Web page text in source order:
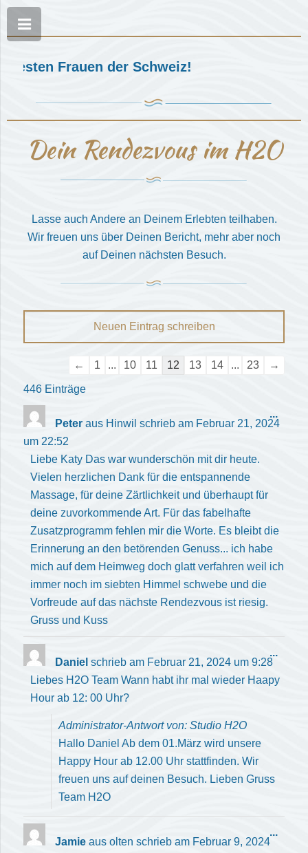
Frauen der Schweiz!
Dein Rendezvous im H2O
Lasse auch Andere an Deinem Erlebten teilhaben.
Wir freuen uns über Deinen Bericht, mehr aber noch
auf Deinen nächsten Besuch.
Navigation
← 1 ... 10 11 12 13 14 ... 23 →
446 Einträge
Peter aus Hinwil schrieb am Februar 21, 2024
um 22:52
Liebe Katy Das war wunderschön mit dir heute.
Vielen herzlichen Dank für die entspannende
Massage, für deine Zärtlichkeit und überhaupt für
deine zuvorkommende Art. Für das fabelhafte
Zusatzprogramm fehlen mir die Worte. Es bleibt die
Erinnerung an den betörenden Genuss... ich habe
mich auf dem Heimweg doch glatt verfahren weil ich
immer noch im siebten Himmel schwebe und die
Vorfreude auf das nächste Rendezvous ist riesig.
Gruss und Kuss
...
Daniel schrieb am Februar 21, 2024 um 9:28
Liebes H2O Team Wann habt ihr mal wieder Haapy
Hour ab 12: 00 Uhr?
Administrator-Antwort von: Studio H2O
Hallo Daniel Ab dem 01.März wird unsere
Happy Hour ab 12.00 Uhr stattfinden. Wir
freuen uns auf deinen Besuch. Lieben Gruss
Team H2O
...
ein-/
Jamie aus olten schrieb am Februar 9, 2024
...